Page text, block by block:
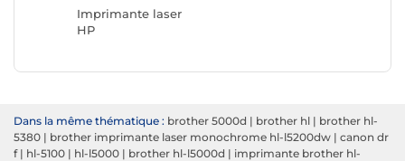
Imprimante laser
HP
Dans la même thématique : brother 5000d | brother hl | brother hl-
5380 | brother imprimante laser monochrome hl-l5200dw | canon dr
f| hl-5100 | hl-l5000 | brother hl-l5000d | imprimante brother hl-